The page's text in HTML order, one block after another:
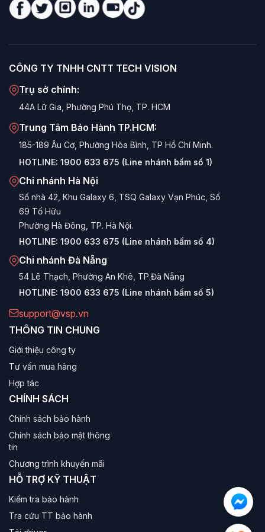
CÔNG TY TNHH CNTT TECH VISION
Trụ sở chính:
44A Lữ Gia, Phường Phú Thọ, TP. HCM
Trung Tâm Bảo Hành TP.HCM:
185-189 Âu Cơ, Phường Hòa Bình, TP Hồ Chí Minh.
HOTLINE: 1900 633 675 (Line nhánh bấm số 1)
Chi nhánh Hà Nội
Số nhà 42, Khu Galaxy 6, TSQ Galaxy Vạn Phúc, Số
69 Tố Hữu
Phường Hà Đông, TP. Hà Nội.
HOTLINE: 1900 633 675 (Line nhánh bấm số 4)
Chi nhánh Đà Nẵng
54 Lê Thạch, Phường An Khê, TP.Đà Nẵng
HOTLINE: 1900 633 675 (Line nhánh bấm số 5)
support@vsp.vn
THÔNG TIN CHUNG
Giới thiệu công ty
Tư vấn mua hàng
Hợp tác
CHÍNH SÁCH
Chính sách bảo hành
Chính sách bảo mật thông
tin
Chương trình khuyến mãi
HỖ TRỢ KỸ THUẬT
Kiểm tra bảo hành
Tra cứu TT bảo hành